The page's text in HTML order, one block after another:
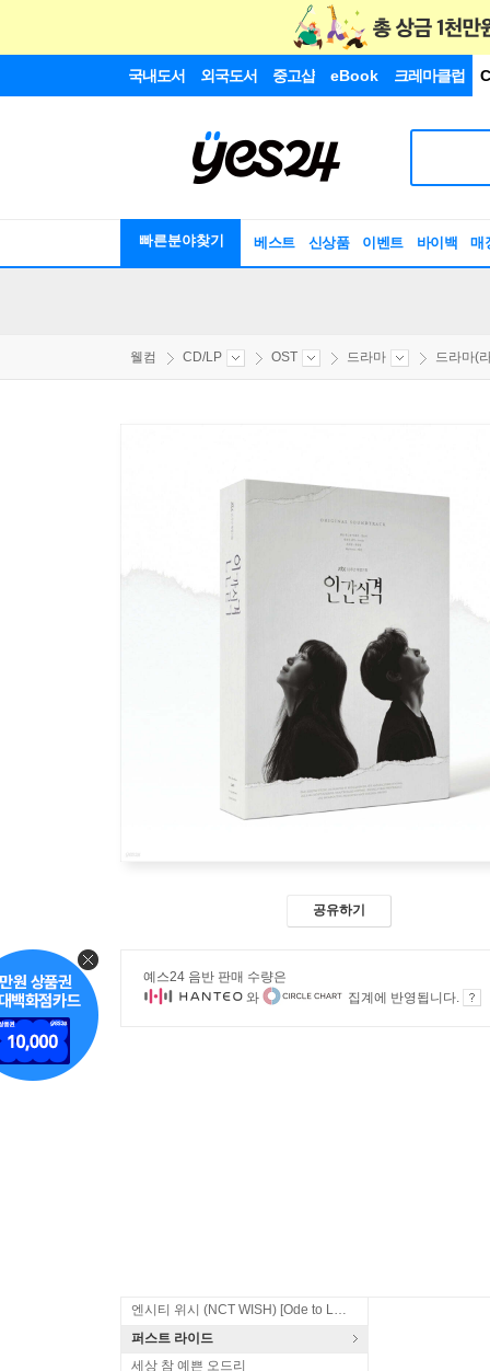
국내도서 외국도서 중고샵 eBook 크레마클럽
빠른분야찾기 베스트 신상품 이벤트 바이백 매
웰컴 CD/LP OST 드라마 드라마(
공유하기
예스24 음반 판매 수량은
와
집계에 반영됩니다.
엔시티 위시 (NCT WISH) [Ode to Love]
퍼스트 라이드
세상 참 예쁜 오드리